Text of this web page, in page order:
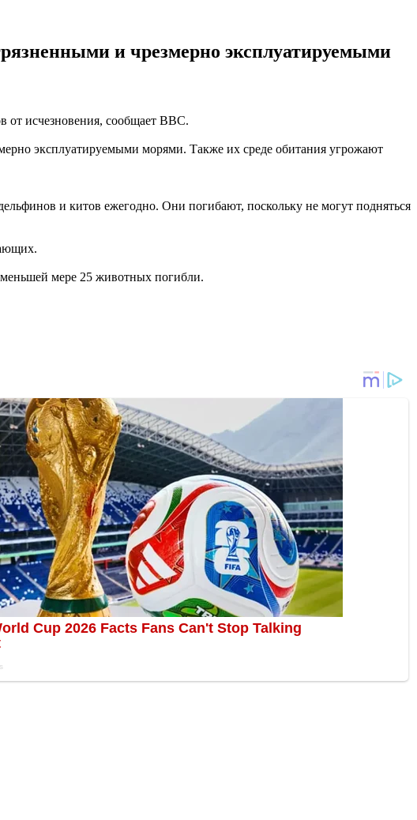
и чрезмерно эксплуатируемыми
от исчезновения, сообщает BBC.
эксплуатируемыми морями. Также их среде обитания угрожают
и китов ежегодно. Они погибают, поскольку не могут подняться
мере 25 животных погибли.